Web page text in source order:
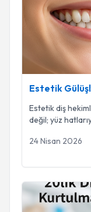
Estetik
Estetik diş
değil; yüz
24 Nisan 2026
20lik Diş Çekimi